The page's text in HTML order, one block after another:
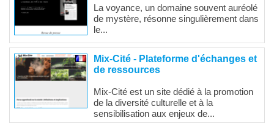
La voyance, un domaine souvent auréolé
de mystère, résonne singulièrement dans
le...
Mix-Cité - Plateforme d'échanges et
de ressources
Mix-Cité est un site dédié à la promotion
de la diversité culturelle et à la
sensibilisation aux enjeux de...